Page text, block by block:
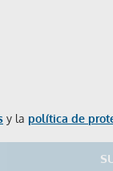
y la política de